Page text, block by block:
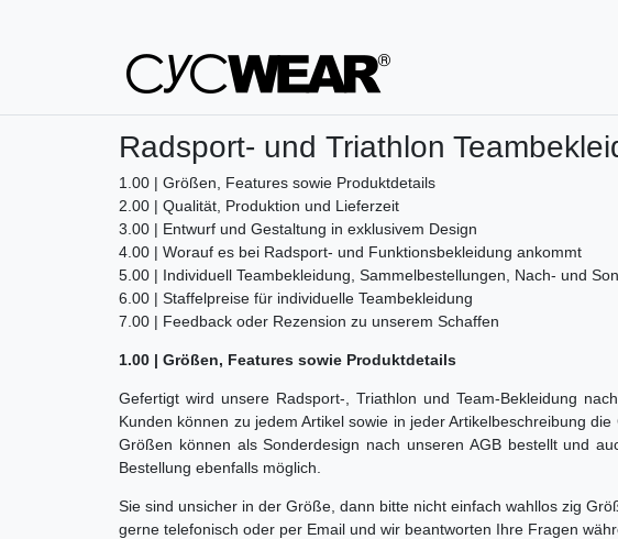
Radsport- und Triathlon
1.00 | Größen, Features sowie Produktdetails
2.00 | Qualität, Produktion und Lieferzeit
3.00 | Entwurf und Gestaltung in exklusivem Design
4.00 | Worauf es bei Radsport- und Funktionsbekleidung ankommt
5.00 | Individuell Teambekleidung, Sammelbestellungen, Nach- und
6.00 | Staffelpreise für individuelle Teambekleidung
7.00 | Feedback oder Rezension zu unserem Schaffen
1.00 | Größen, Features sowie Produktdetails
Gefertigt wird unsere Radsport-, Triathlon und Team-Bekleidung
Kunden können zu jedem Artikel sowie in jeder Artikelbeschreibung
Größen können als Sonderdesign nach unseren AGB bestellt und
Bestellung ebenfalls möglich.
Sie sind unsicher in der Größe, dann bitte nicht einfach wahllos zig
gerne telefonisch oder per Email und wir beantworten Ihre Fragen